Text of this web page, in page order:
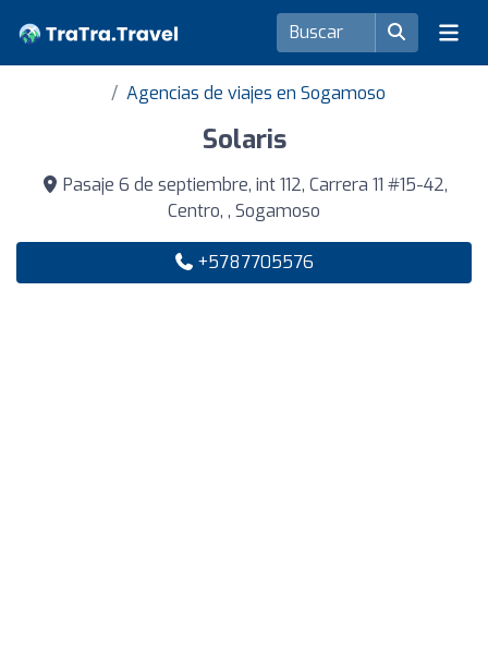
Agencias de viajes en Sogamoso
Solaris
Pasaje 6 de septiembre, int 112, Carrera 11 #15-42,
Centro, , Sogamoso
+5787705576